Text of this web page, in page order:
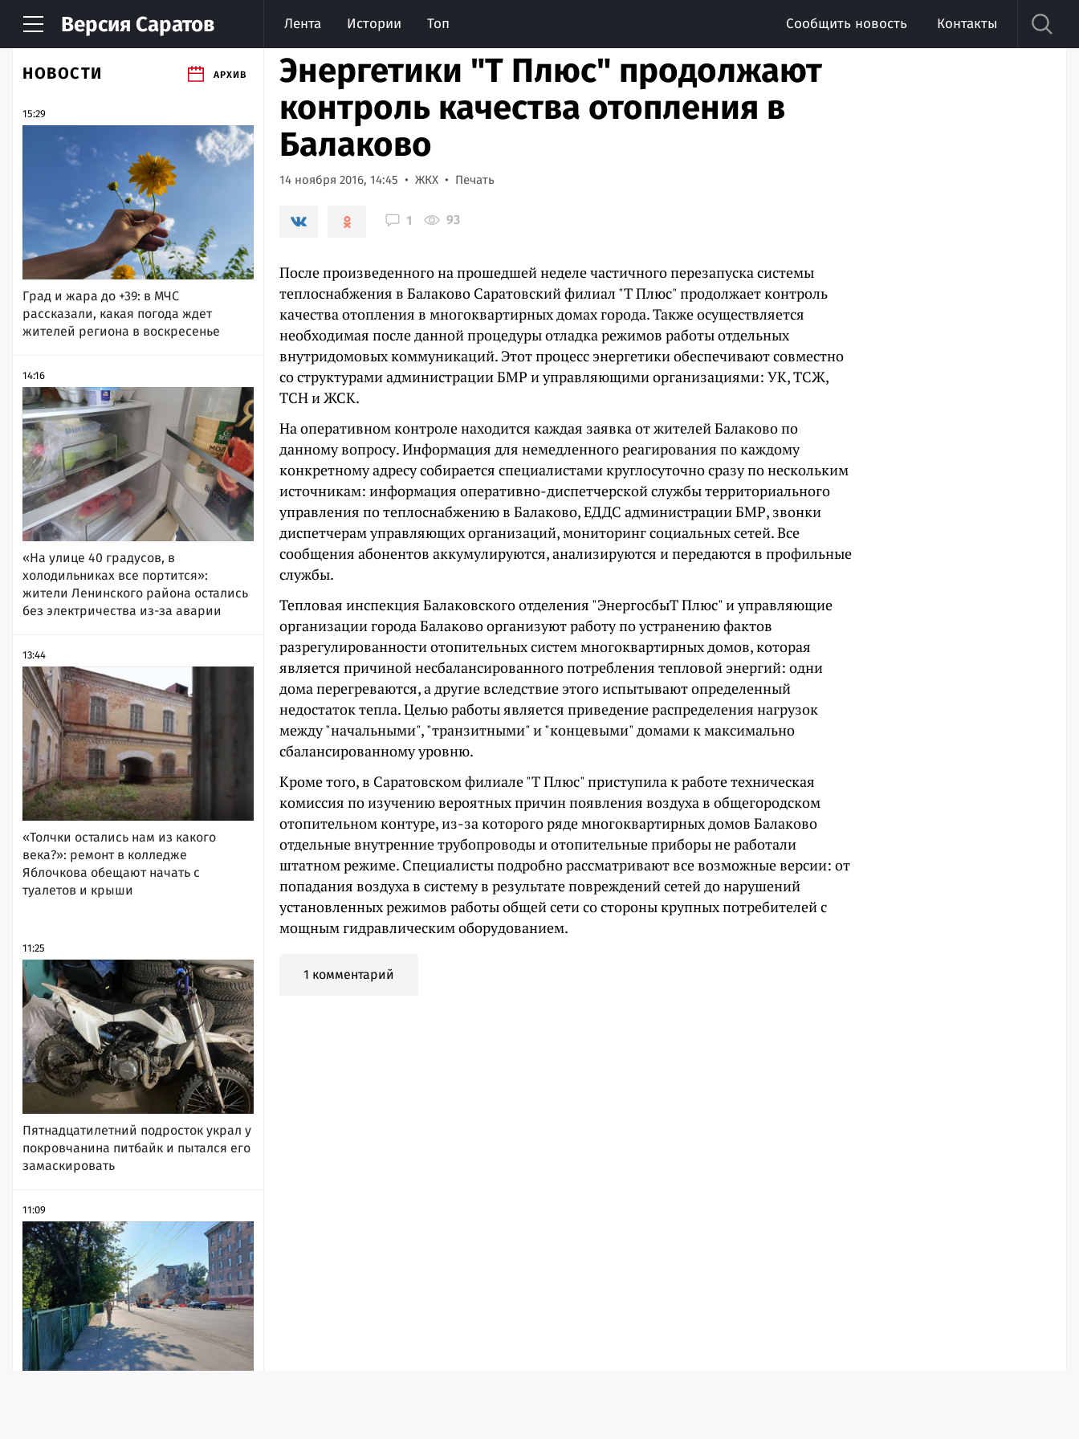
Версия Саратов Лента Истории Топ Сообщить новость Контакты
НОВОСТИ АРХИВ
15:29
Град и жара до +39: в МЧС
рассказали, какая погода ждет
жителей региона в воскресенье
14:16
«На улице 40 градусов, в
холодильниках все портится»:
жители Ленинского района остались
без электричества из-за аварии
13:44
«Толчки остались нам из какого
века?»: ремонт в колледже
Яблочкова обещают начать с
туалетов и крыши
11:25
Пятнадцатилетний подросток украл у
покровчанина питбайк и пытался его
замаскировать
11:09
Энергетики "Т Плюс" продолжают
контроль качества отопления в
Балаково
14 ноября 2016, 14:45 ЖКХ Печать
1 93
После произведенного на прошедшей неделе частичного перезапуска системы
теплоснабжения в Балаково Саратовский филиал "Т Плюс" продолжает контроль
качества отопления в многоквартирных домах города. Также осуществляется
необходимая после данной процедуры отладка режимов работы отдельных
внутридомовых коммуникаций. Этот процесс энергетики обеспечивают совместно
со структурами администрации БМР и управляющими организациями: УК, ТСЖ,
ТСН и ЖСК.
На оперативном контроле находится каждая заявка от жителей Балаково по
данному вопросу. Информация для немедленного реагирования по каждому
конкретному адресу собирается специалистами круглосуточно сразу по нескольким
источникам: информация оперативно-диспетчерской службы территориального
управления по теплоснабжению в Балаково, ЕДДС администрации БМР, звонки
диспетчерам управляющих организаций, мониторинг социальных сетей. Все
сообщения абонентов аккумулируются, анализируются и передаются в профильные
службы.
Тепловая инспекция Балаковского отделения "ЭнергосбыТ Плюс" и управляющие
организации города Балаково организуют работу по устранению фактов
разрегулированности отопительных систем многоквартирных домов, которая
является причиной несбалансированного потребления тепловой энергий: одни
дома перегреваются, а другие вследствие этого испытывают определенный
недостаток тепла. Целью работы является приведение распределения нагрузок
между "начальными", "транзитными" и "концевыми" домами к максимально
сбалансированному уровню.
Кроме того, в Саратовском филиале "Т Плюс" приступила к работе техническая
комиссия по изучению вероятных причин появления воздуха в общегородском
отопительном контуре, из-за которого ряде многоквартирных домов Балаково
отдельные внутренние трубопроводы и отопительные приборы не работали
штатном режиме. Специалисты подробно рассматривают все возможные версии: от
попадания воздуха в систему в результате повреждений сетей до нарушений
установленных режимов работы общей сети со стороны крупных потребителей с
мощным гидравлическим оборудованием.
1 комментарий